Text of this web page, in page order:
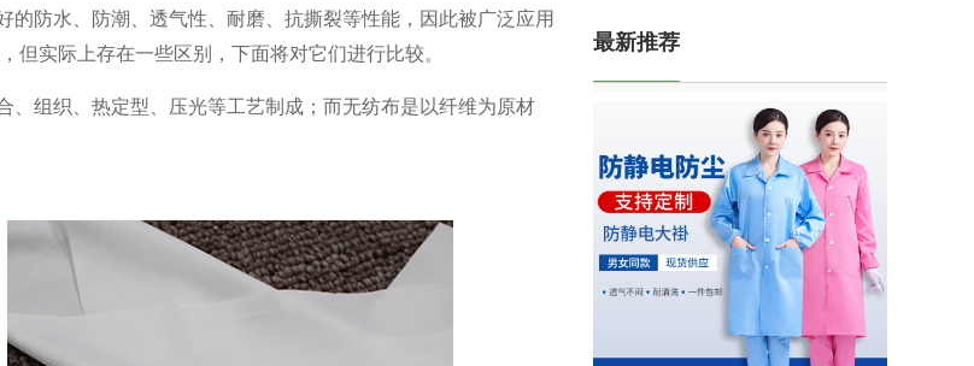
防水、防潮、透气性、耐磨、抗撕裂等性能，因此被广泛应用
实际上存在一些区别，下面将对它们进行比较。
组织、热定型、压光等工艺制成；而无纺布是以纤维为原材
最新推荐